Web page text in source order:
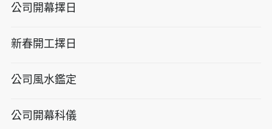
公司開幕擇日
新春開工擇日
公司風水鑑定
公司開幕科儀